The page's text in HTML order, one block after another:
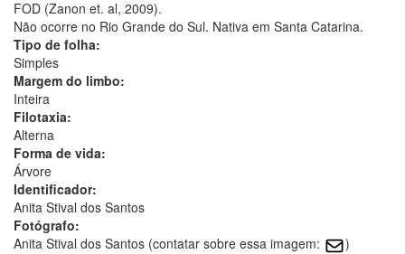
FOD (Zanon et. al, 2009).
Não ocorre no Rio Grande do Sul. Nativa em Santa Catarina.
Tipo de folha:
Simples
Margem do limbo:
Inteira
Filotaxia:
Alterna
Forma de vida:
Árvore
Identificador:
Anita Stival dos Santos
Fotógrafo:
Anita Stival dos Santos (contatar sobre essa imagem:
)